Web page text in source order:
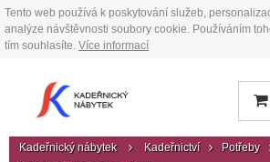
Tento web používá k poskytování služeb,
analýze návštěvnosti soubory cookie. Používáním
tím souhlasíte. Více informací
Kadeřnický nábytek Kadeřnictví Potřeby